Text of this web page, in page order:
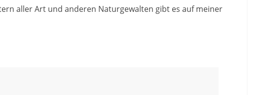
aller Art und anderen Naturgewalten gibt es auf meiner